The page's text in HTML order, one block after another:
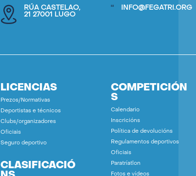
RÚA CASTELAO,
21 27001 LUGO
INFO@FEGATRI.ORG
LICENCIAS
Prezos/Normativas
Deportistas e técnicos
Clubs/organizadores
Oficiais
Seguro deportivo
CLASIFICACIÓ
COMPETICIÓN
S
Calendario
Inscricións
Política de devolucións
Regulamentos deportivos
Oficiais
Paratríatlon
Fotos e vídeos